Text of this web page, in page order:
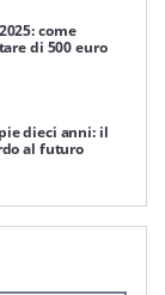
come
di 500 euro
dieci anni: il
al futuro